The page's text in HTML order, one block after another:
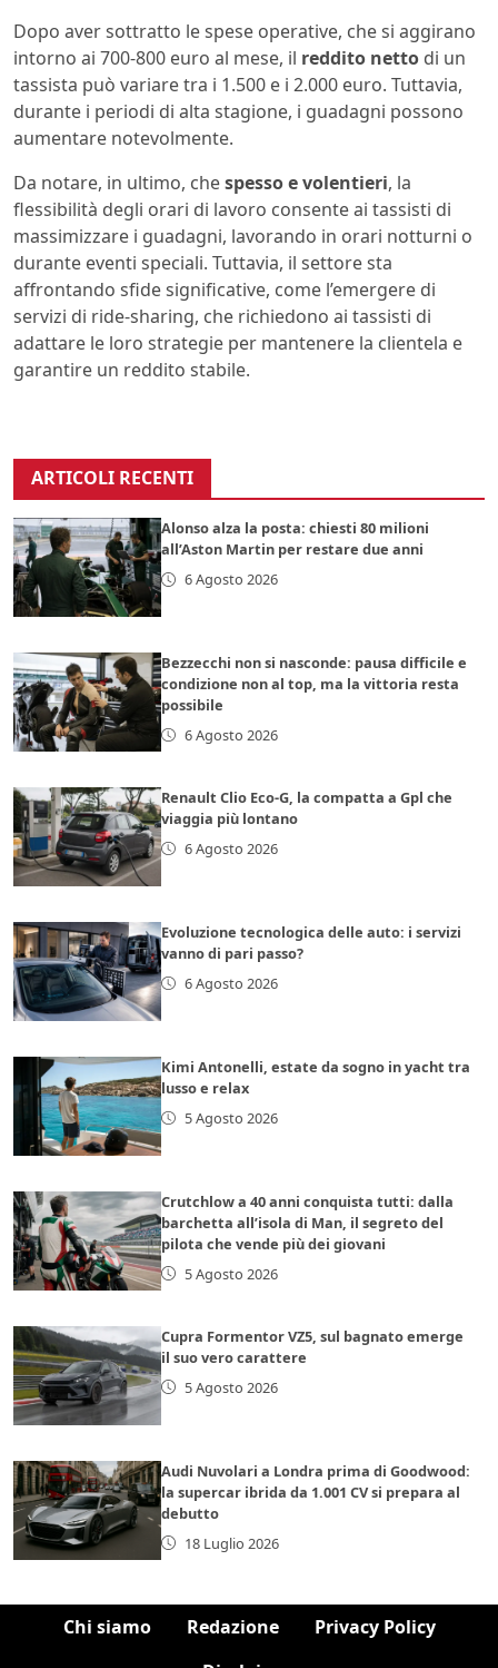
Dopo aver sottratto le spese operative, che si aggirano
intorno ai 700-800 euro al mese, il reddito netto di un
tassista può variare tra i 1.500 e i 2.000 euro. Tuttavia,
durante i periodi di alta stagione, i guadagni possono
aumentare notevolmente.
Da notare, in ultimo, chespesso e volentieri, la
flessibilità degli orari di lavoro consente ai tassisti di
massimizzare i guadagni, lavorando in orari notturni o
durante eventi speciali. Tuttavia, il settore sta
affrontando sfide significative, come l’emergere di
servizi di ride-sharing, che richiedono ai tassisti di
adattare le loro strategie per mantenere la clientela e
garantire un reddito stabile.
ARTICOLI RECENTI
Alonso alza la posta: chiesti 80 milioni
all’Aston Martin per restare due anni
6 Agosto 2026
Bezzecchi non si nasconde: pausa difficile e
condizione non al top, ma la vittoria resta
possibile
6 Agosto 2026
Renault Clio Eco-G, la compatta a Gpl che
viaggia più lontano
6 Agosto 2026
Evoluzione tecnologica delle auto: i servizi
vanno di pari passo?
6 Agosto 2026
Kimi Antonelli, estate da sogno in yacht tra
lusso e relax
5 Agosto 2026
Crutchlow a 40 anni conquista tutti: dalla
barchetta all’isola di Man, il segreto del
pilota che vende più dei giovani
5 Agosto 2026
Cupra Formentor VZ5, sul bagnato emerge
il suo vero carattere
5 Agosto 2026
Audi Nuvolari a Londra prima di Goodwood:
la supercar ibrida da 1.001 CV si prepara al
debutto
18 Luglio 2026
Chi siamo Redazione
Privacy Policy